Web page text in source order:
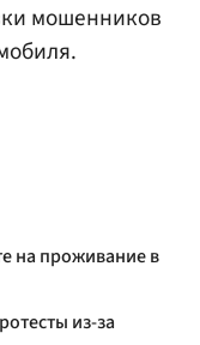
мошенников
на проживание в
из-за